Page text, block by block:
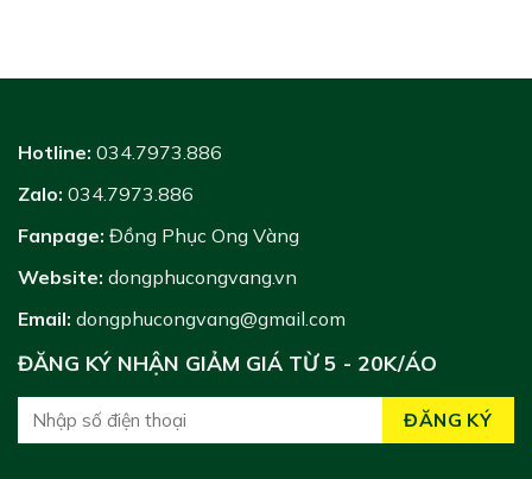
Hotline: 034.7973.886
Zalo: 034.7973.886
Fanpage: Đồng Phục Ong Vàng
Website: dongphucongvang.vn
Email: dongphucongvang@gmail.com
ĐĂNG KÝ NHẬN GIẢM GIÁ TỪ 5 - 20K/ÁO